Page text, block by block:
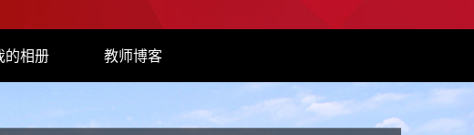
的相册 教师博客